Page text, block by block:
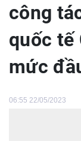
công
quốc tế
mức
06:55 22/05/2023